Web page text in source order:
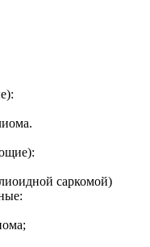
саркомой)